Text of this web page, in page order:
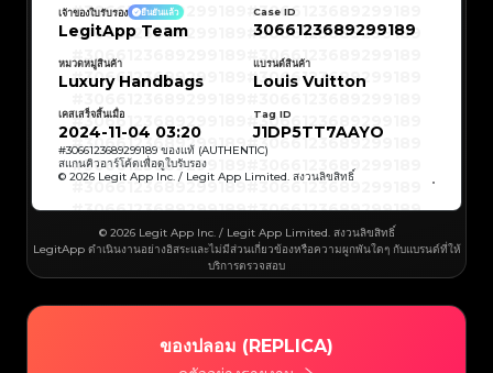
#3066123689299189
#3066123689299189
#3066123689299189
#3066123689299189
#3066123689299189
#3066123689299189
#3066123689299189
#3066123689299189
#3066123689299189
#3066123689299189
#3066123689299189
#3066123689299189
#3066123689299189#3066123689299189
#3066123689299189 #3066123689299189
#3066123689299189#3066123689299189
#3066123689299189#3066123689299189
#3066123689299189#3066123689299189
#3066123689299189#3066123689299189
#3066123689299189#3066123689299189
#3066123689299189#3066123689299189
#3066123689299189
#3066123689299189
#3066123689299189
#3066123689299189
#3066123689299189
#3066123689299189
#3066123689299189
#3066123689299189
#3066123689299189
#3066123689299189
#3066123689299189#3066123689299189
#3066123689299189
#3066123689299189
#3066123689299189#3066123689299189
#3066123689299189#3066123689299189
#3066123689299189#3066123689299189
#3066123689299189#3066123689299189
#3066123689299189#3066123689299189
#3066123689299189#3066123689299189
#3066123689299189
#3066123689299189
เจ้าของใบรับรอง ยืนยันแล้ว
LegitApp Team
Case ID
3066123689299189
หมวดหมู่สินค้า
Luxury Handbags
แบรนด์สินค้า
Louis Vuitton
เคสเสร็จสิ้นเมื่อ
2024-11-04 03:20
Tag ID
J1DP5TT7AAYO
#3066123689299189 ของแท้ (AUTHENTIC)
สแกนคิวอาร์โค้ดเพื่อดูใบรับรอง
© 2026 Legit App Inc. / Legit App Limited. สงวนลิขสิทธิ์
© 2026 Legit App Inc. / Legit App Limited. สงวนลิขสิทธิ์
LegitApp ดำเนินงานอย่างอิสระและไม่มีส่วนเกี่ยวข้องหรือความผูกพันใดๆ กับแบรนด์ที่ให้
บริการตรวจสอบ
ของปลอม (REPLICA)